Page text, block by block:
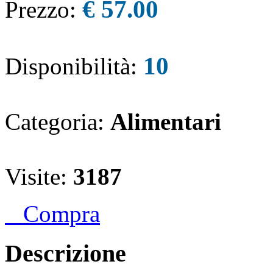
Prezzo: € 57.00
Disponibilità: 10
Categoria: Alimentari
Visite: 3187
Compra
Descrizione